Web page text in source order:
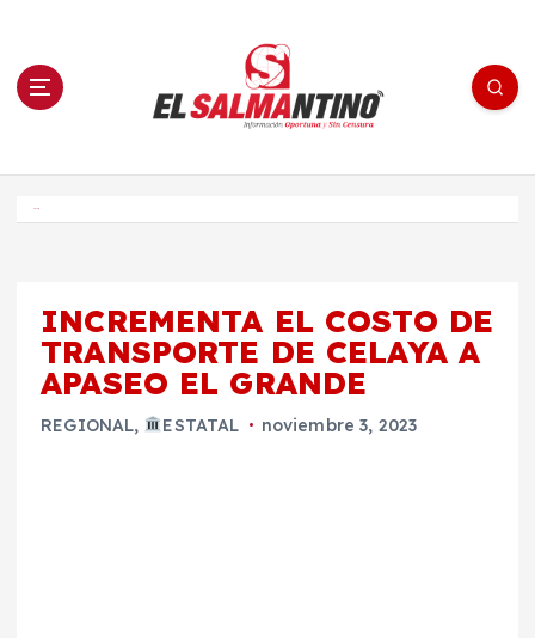
n El Salmantino - medios/noticias/editorial
INCREMENTA EL COSTO DE
TRANSPORTE DE CELAYA A
APASEO EL GRANDE
REGIONAL, ESTATAL noviembre 3, 2023